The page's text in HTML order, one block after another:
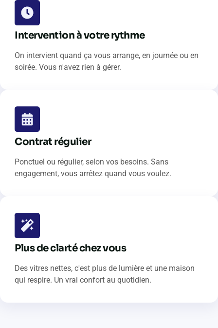
Intervention à votre rythme
On intervient quand ça vous arrange, en journée ou en
soirée. Vous n'avez rien à gérer.
Contrat régulier
Ponctuel ou régulier, selon vos besoins. Sans
engagement, vous arrêtez quand vous voulez.
Plus de clarté chez vous
Des vitres nettes, c'est plus de lumière et une maison
qui respire. Un vrai confort au quotidien.